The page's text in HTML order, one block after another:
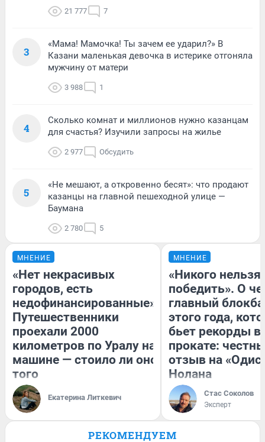
21 777 7
3
«Мама! Мамочка! Ты зачем ее ударил?» В
Казани маленькая девочка в истерике отгоняла
мужчину от матери
3 988 1
4
Сколько комнат и миллионов нужно казанцам
для счастья? Изучили запросы на жилье
2 977 Обсудить
5
«Не мешают, а откровенно бесят»: что продают
казанцы на главной пешеходной улице —
Баумана
2 780 5
МНЕНИЕ
«Нет некрасивых
городов, есть
недофинансированные».
Путешественники
проехали 2000
километров по Уралу на
машине — стоило ли оно
того
Екатерина Литкевич
МНЕНИЕ
«Никого нельзя
победить». О
главный
этого года,
бьет рекорды в
прокате:
отзыв на
Нолана
Стас Соколов
Эксперт
РЕКОМЕНДУЕМ